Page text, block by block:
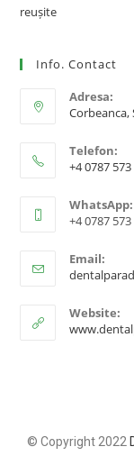
reușite
Info. Contact
Adresa:
Corbeanca,
Telefon:
+4 0787 573
WhatsApp:
+4 0787 573
Email:
Website:
© Copyright 2022